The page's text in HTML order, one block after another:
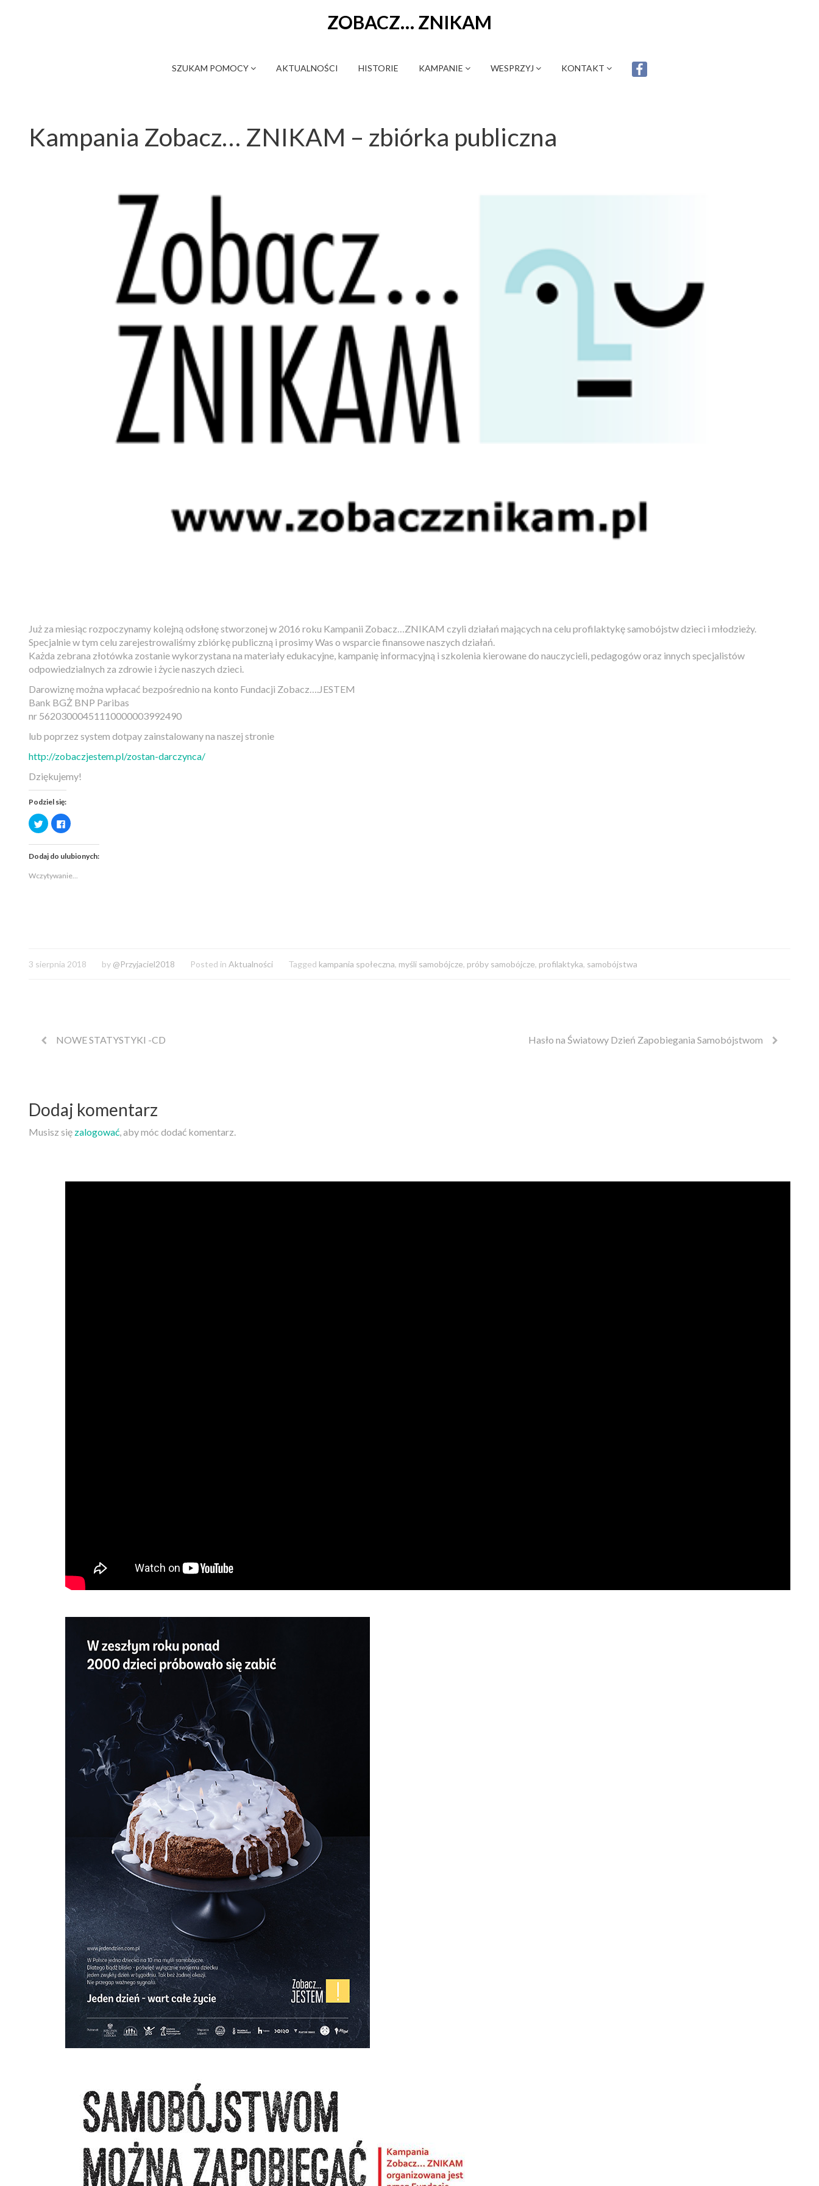
ZOBACZ… ZNIKAM
SZUKAM POMOCY AKTUALNOŚCI HISTORIE KAMPANIE WESPRZYJ KONTAKT
Kampania Zobacz… ZNIKAM – zbiórka publiczna
Już za miesiąc rozpoczynamy kolejną odsłonę stworzonej w 2016 roku Kampanii Zobacz…ZNIKAM czyli działań mających na celu profilaktykę samobójstw dzieci i młodzieży.
Specjalnie w tym celu zarejestrowaliśmy zbiórkę publiczną i prosimy Was o wsparcie finansowe naszych działań.
Każda zebrana złotówka zostanie wykorzystana na materiały edukacyjne, kampanię informacyjną i szkolenia kierowane do nauczycieli, pedagogów oraz innych specjalistów
odpowiedzialnych za zdrowie i życie naszych dzieci.
Darowiznę można wpłacać bezpośrednio na konto Fundacji Zobacz….JESTEM
Bank BGŻ BNP Paribas
nr 56203000451110000003992490
lub poprzez system dotpay zainstalowany na naszej stronie
http://zobaczjestem.pl/zostan-darczynca/
Dziękujemy!
Podziel się:
Udostępnij
na
Twitterze(Otwiera
się
nowym
Kliknij,
aby
na
się
nowym
oknie)
Dodaj do ulubionych:
Wczytywanie...
3 sierpnia 2018 by @Przyjaciel2018 Posted in Aktualności Tagged kampania społeczna, myśli samobójcze, próby samobójcze, profilaktyka, samobójstwa
NOWE STATYSTYKI -CD Hasło na Światowy Dzień Zapobiegania Samobójstwom
Dodaj komentarz
Musisz się zalogować, aby móc dodać komentarz.